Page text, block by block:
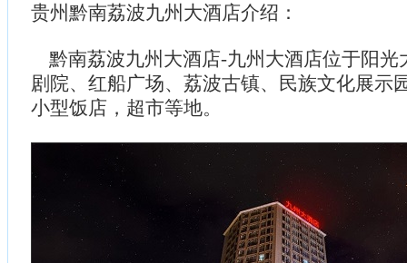
贵州黔南荔波九州大酒店介绍：
黔南荔波九州大酒店-九州大酒店位于阳光
剧院、红船广场、荔波古镇、民族文化展示
小型饭店，超市等地。